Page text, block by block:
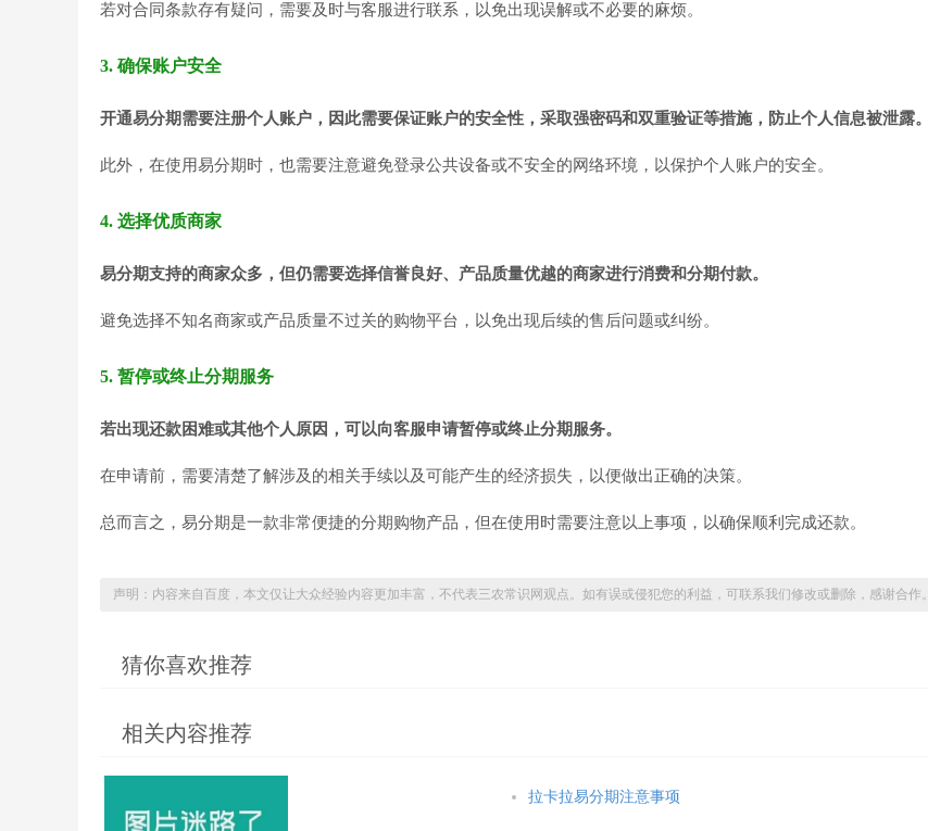
若对合同条款存有疑问，需要及时与客服进行联系，以免出现误解或不必要的麻烦。
3. 确保账户安全
开通易分期需要注册个人账户，因此需要保证账户的安全性，采取强密码和双重验证等措施，防止个人信息被泄露。
此外，在使用易分期时，也需要注意避免登录公共设备或不安全的网络环境，以保护个人账户的安全。
4. 选择优质商家
易分期支持的商家众多，但仍需要选择信誉良好、产品质量优越的商家进行消费和分期付款。
避免选择不知名商家或产品质量不过关的购物平台，以免出现后续的售后问题或纠纷。
5. 暂停或终止分期服务
若出现还款困难或其他个人原因，可以向客服申请暂停或终止分期服务。
在申请前，需要清楚了解涉及的相关手续以及可能产生的经济损失，以便做出正确的决策。
总而言之，易分期是一款非常便捷的分期购物产品，但在使用时需要注意以上事项，以确保顺利完成还款。
声明：内容来自百度，本文仅让大众经验内容更加丰富，不代表三农常识网观点。如有误或侵犯您的利益，可联系我们修改或删除，感谢合作。
猜你喜欢推荐
相关内容推荐
拉卡拉易分期注意事项